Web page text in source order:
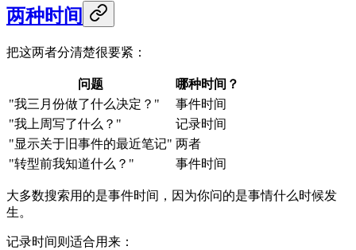
两种时间
把这两者分清楚很要紧：
问题
哪种时间？
"我三月份做了什么决定？"
事件时间
"我上周写了什么？"
记录时间
"显示关于旧事件的最近笔记" 两者
"转型前我知道什么？"
事件时间
大多数搜索用的是事件时间，因为你问的是事情什么时候发
生。
记录时间则适合用来：